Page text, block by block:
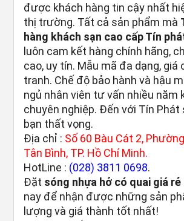
được khách hàng tin cậy nhất
thị trường. Tất cả sản phẩm mà
hàng khách sạn cao cấp Tín
luôn cam kết hàng chính hãng,
cao, uy tín. Mẫu mã đa dạng, giá
tranh. Chế độ bảo hành và hậu
ngủ nhân viên tư vấn nhiều năm
chuyên nghiệp. Đến với Tín Phát
bạn thất vọng.
Địa chỉ : Số 60 Bàu Cát 2,
Tân Bình, TP. Hồ Chí Minh.
HotLine : (028) 3811 0698.
Đặt sóng nhựa hở có quai giá rẻ
nay để nhận được những sản
lượng và giá thành tốt nhất!